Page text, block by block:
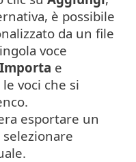
è possibile
da un file
voce
Importa e
voci che si
esportare un